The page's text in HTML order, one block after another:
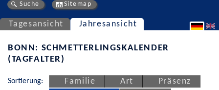
Suche Sitemap
Tagesansicht Jahresansicht
BONN: SCHMETTERLINGSKALENDER
(TAGFALTER)
Sortierung: Familie Art
Präsenz